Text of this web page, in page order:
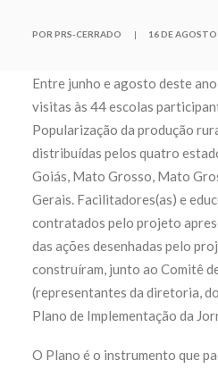
POR PRS-CERRADO | 16 DE
Entre junho e agosto deste
visitas às 44 escolas
Popularização da produção
distribuídas pelos quatro
Goiás, Mato Grosso, Mato
Gerais. Facilitadores(as) e
contratados pelo projeto
das ações desenhadas pelo
construíram, junto ao Comitê
(representantes da diretoria,
Plano de Implementação da
O Plano é o instrumento que